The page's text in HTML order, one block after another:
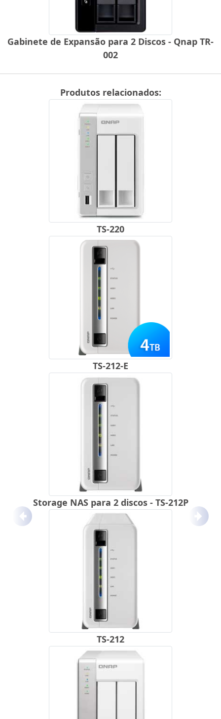
Gabinete de Expansão para 2 Discos - Qnap TR-
002
Produtos relacionados:
TS-220
TS-212-E
Storage NAS para 2 discos - TS-212P
TS-212
Anterior